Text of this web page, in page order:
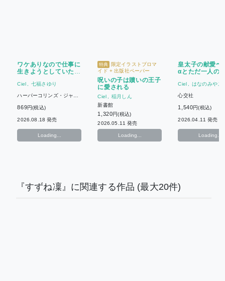
ワケありなので仕事に
生きようとしていたら
うに妻にされました
Ciel 七福さゆり
ハーパーコリンズ・ジャパ
869円(税込)
2026.08.18 発売
Loading...
特典
限定イラストブロマ
イド + 出版社ペーパー
呪いの子は贖いの王子
に愛される
Ciel
稲月しん
新書館
1,320円(税込)
2026.05.11 発売
Loading...
皇太子の献愛〜
αとただ一人の
Ciel はなのみやこ
心交社
1,540円(税込)
2026.04.11 発売
Loading...
『すずね凜』に関連する作品 (最大20件)